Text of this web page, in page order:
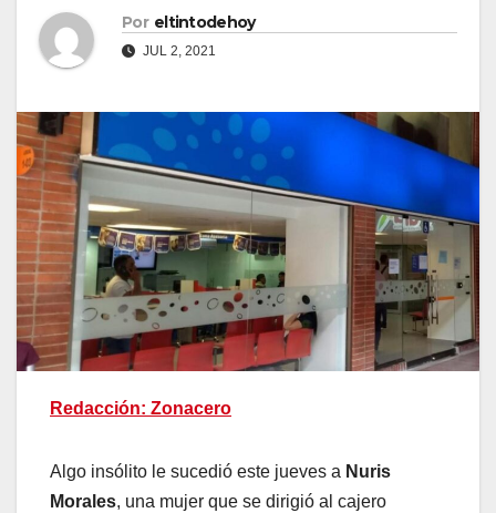
Por eltintodehoy
JUL 2, 2021
Redacción: Zonacero
Algo insólito le sucedió este jueves a Nuris
Morales, una mujer que se dirigió al cajero